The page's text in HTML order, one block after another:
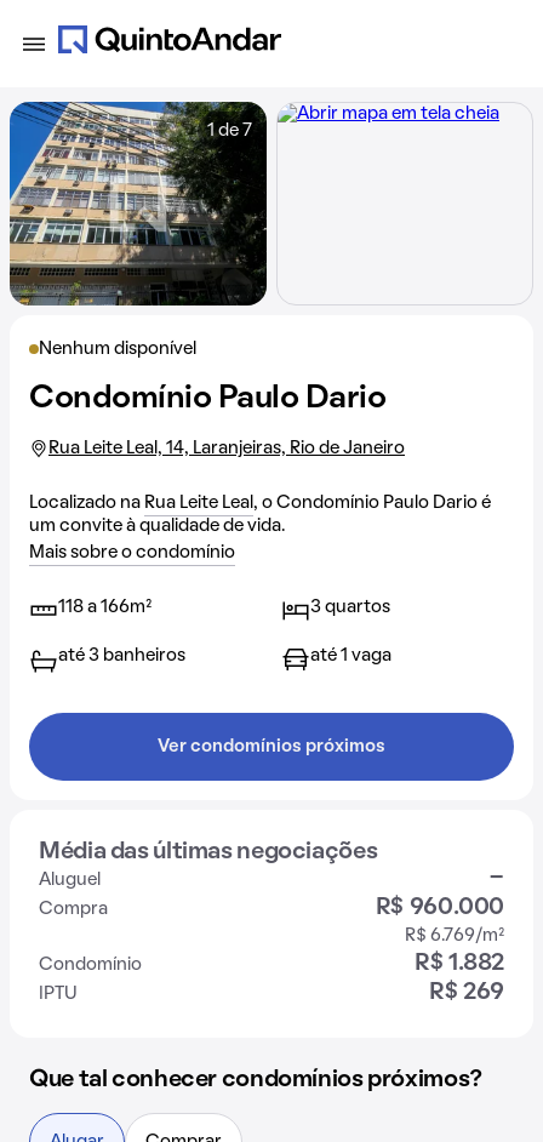
Nenhum disponível
Condomínio Paulo Dario
Rua Leite Leal, 14, Laranjeiras, Rio de Janeiro
Localizado na Rua Leite Leal , o Condomínio Paulo Dario é
um convite à qualidade de vida.
Mais sobre o condomínio
118 a 166m² 3 quartos
até 3 banheiros até 1 vaga
Ver condomínios próximos
Média das últimas negociações
Aluguel -
Compra R$ 960.000
R$ 6.769/m²
Condomínio
R$ 1.882
IPTU R$ 269
1 de 7
Que tal conhecer condomínios próximos?